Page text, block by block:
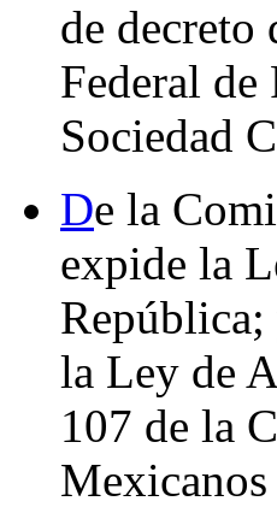
de decreto
Federal
Sociedad
De la
expide la
la Ley de
107 de la
Mexicanos